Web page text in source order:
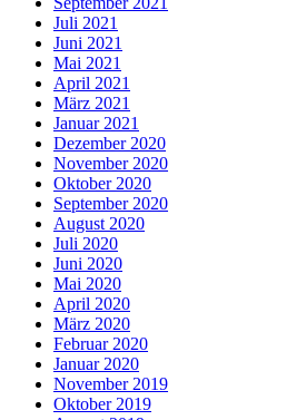
Juli 2021
Juni 2021
Mai 2021
April 2021
März 2021
Januar 2021
Dezember 2020
November 2020
Oktober 2020
September 2020
August 2020
Juli 2020
Juni 2020
Mai 2020
April 2020
März 2020
Februar 2020
Januar 2020
November 2019
Oktober 2019